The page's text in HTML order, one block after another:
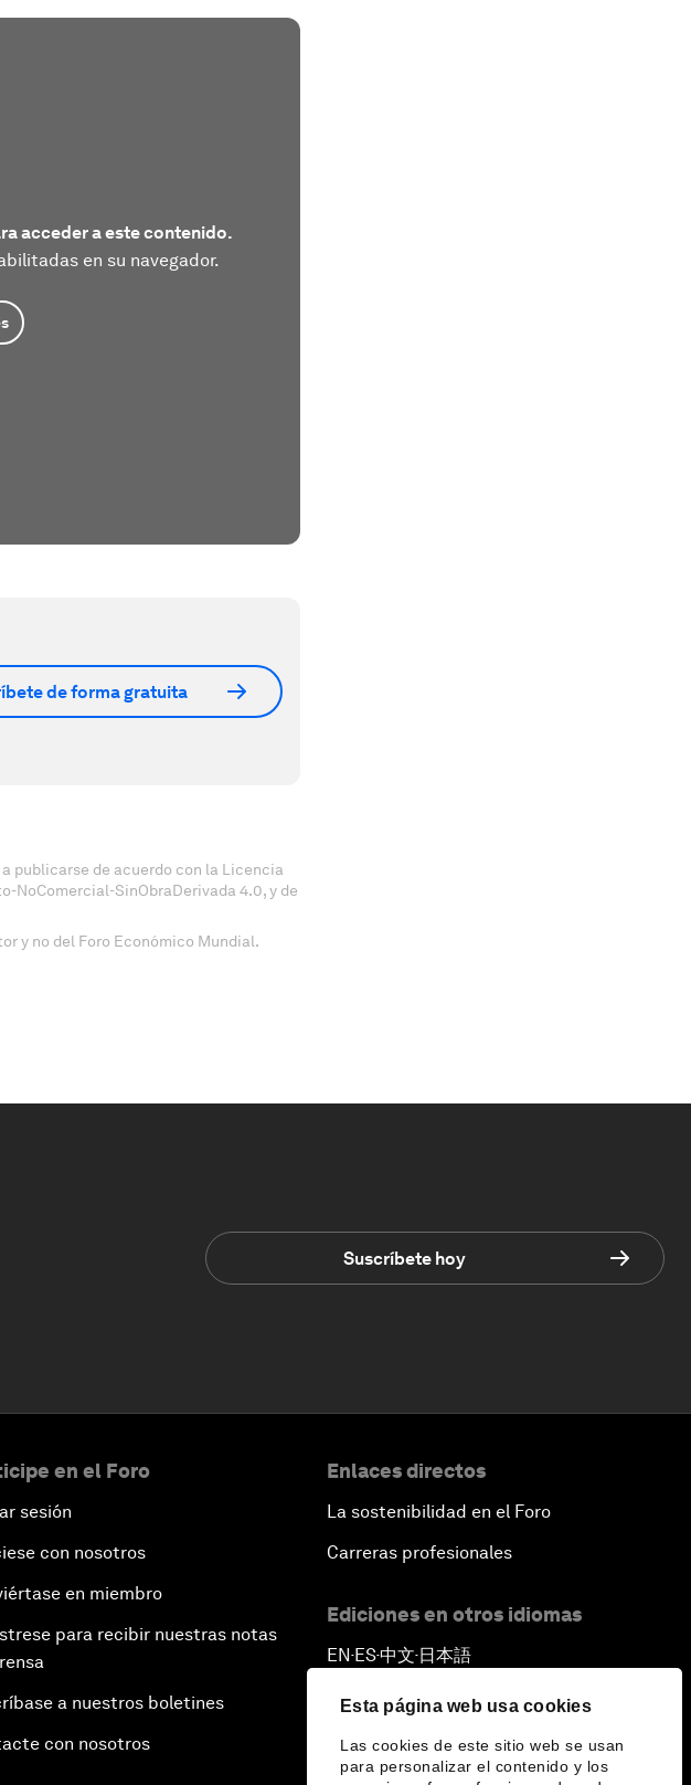
Esta página web usa cookies
Las cookies de este sitio web se usan
para personalizar el contenido y los
acceder a este contenido.
en su navegador.
de forma gratuita
publicarse de acuerdo con la Licencia
NoComercial-SinObraDerivada 4.0, y de
y no del Foro Económico Mundial.
Suscríbete hoy
en el Foro
sesión
con nosotros
en miembro
para recibir nuestras notas
a nuestros boletines
con nosotros
Enlaces directos
La sostenibilidad en el Foro
Carreras profesionales
Ediciones en otros idiomas
EN ▪ES▪中文▪ 日本語